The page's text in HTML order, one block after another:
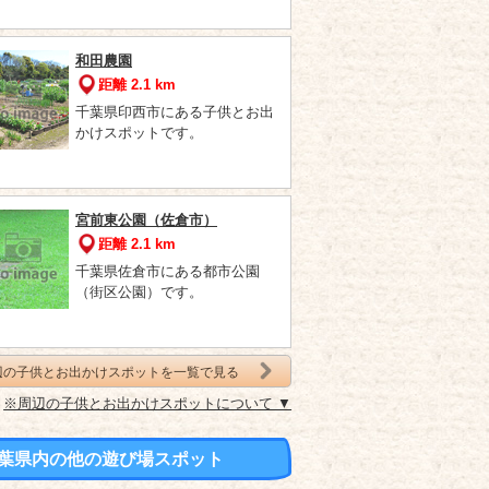
和田農園
距離 2.1 km
千葉県印西市にある子供とお出
かけスポットです。
宮前東公園（佐倉市）
距離 2.1 km
千葉県佐倉市にある都市公園
（街区公園）です。
の子供とお出かけスポットを一覧で見る
※周辺の子供とお出かけスポットについて ▼
県内の他の遊び場スポット